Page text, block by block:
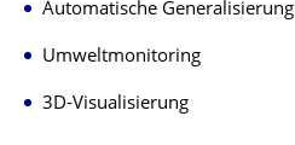
Automatische Generalisierung
Umweltmonitoring
3D-Visualisierung